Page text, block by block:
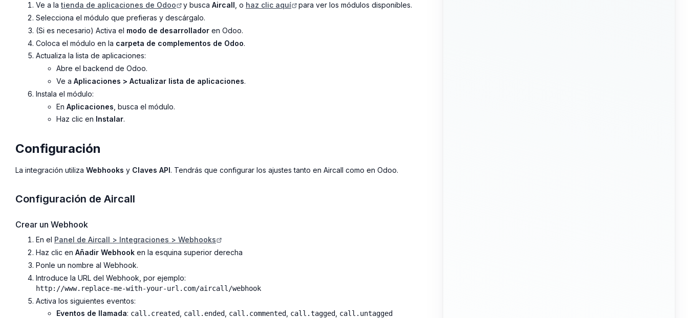
Ve a la tienda de aplicaciones de Odoo y busca Aircall , o haz clic aquí para ver los módulos disponibles.
Selecciona el módulo que prefieras y descárgalo.
(Si es necesario) Activa el modo de desarrollador en Odoo.
Coloca el módulo en la carpeta de complementos de Odoo.
Actualiza la lista de aplicaciones:
Abre el backend de Odoo.
Ve a Aplicaciones > Actualizar lista de aplicaciones.
Instala el módulo:
En Aplicaciones , busca el módulo.
Haz clic en Instalar.
Configuración
La integración utiliza Webhooks y Claves API. Tendrás que configurar los ajustes tanto en Aircall como en Odoo.
Configuración de Aircall
Crear un Webhook
En el Panel de Aircall > Integraciones > Webhooks
Haz clic en Añadir Webhook en la esquina superior derecha
Ponle un nombre al Webhook.
Introduce la URL del Webhook, por ejemplo:
http://www.replace-me-with-your-url.com/aircall/webhook
Activa los siguientes eventos:
Eventos de llamada: call.created call.ended call.commented call.tagged call.untagged